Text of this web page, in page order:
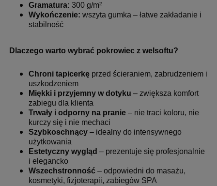
Gramatura: 300 g/m²
Wykończenie: wszyta gumka – łatwe zakładanie i
stabilność
Dlaczego warto wybrać pokrowiec z welsoftu?
Chroni tapicerkę przed ścieraniem, zabrudzeniem i
uszkodzeniem
Miękki i przyjemny w dotyku – zwiększa komfort
zabiegu dla klienta
Trwały i odporny na pranie – nie traci koloru, nie
kurczy się i nie mechaci
Szybkoschnący – idealny do intensywnego
użytkowania
Estetyczny wygląd – prezentuje się profesjonalnie
i elegancko
Wszechstronność – odpowiedni do masażu,
kosmetyki, fizjoterapii, zabiegów SPA